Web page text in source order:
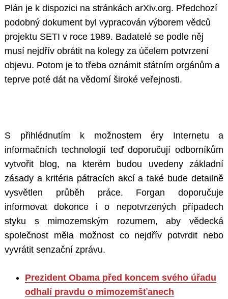
Plán je k dispozici na stránkách arXiv.org. Předchozí
podobný dokument byl vypracován výborem vědců
projektu SETI v roce 1989. Badatelé se podle něj
musí nejdřív obrátit na kolegy za účelem potvrzení
objevu. Potom je to třeba oznámit státním orgánům a
teprve poté dát na vědomí široké veřejnosti.
S přihlédnutím k možnostem éry Internetu a
informačních technologií teď doporučují odborníkům
vytvořit blog, na kterém budou uvedeny základní
zásady a kritéria pátracích akcí a také bude detailně
vysvětlen průběh práce. Forgan doporučuje
informovat dokonce i o nepotvrzených případech
styku s mimozemským rozumem, aby vědecká
společnost měla možnost co nejdřív potvrdit nebo
vyvrátit senzační zprávu.
Prezident Obama před koncem svého úřadu
odhalí pravdu o mimozemšťanech